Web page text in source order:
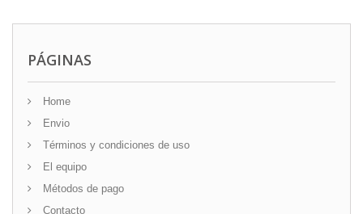
PÁGINAS
Home
Envio
Términos y condiciones de uso
El equipo
Métodos de pago
Contacto